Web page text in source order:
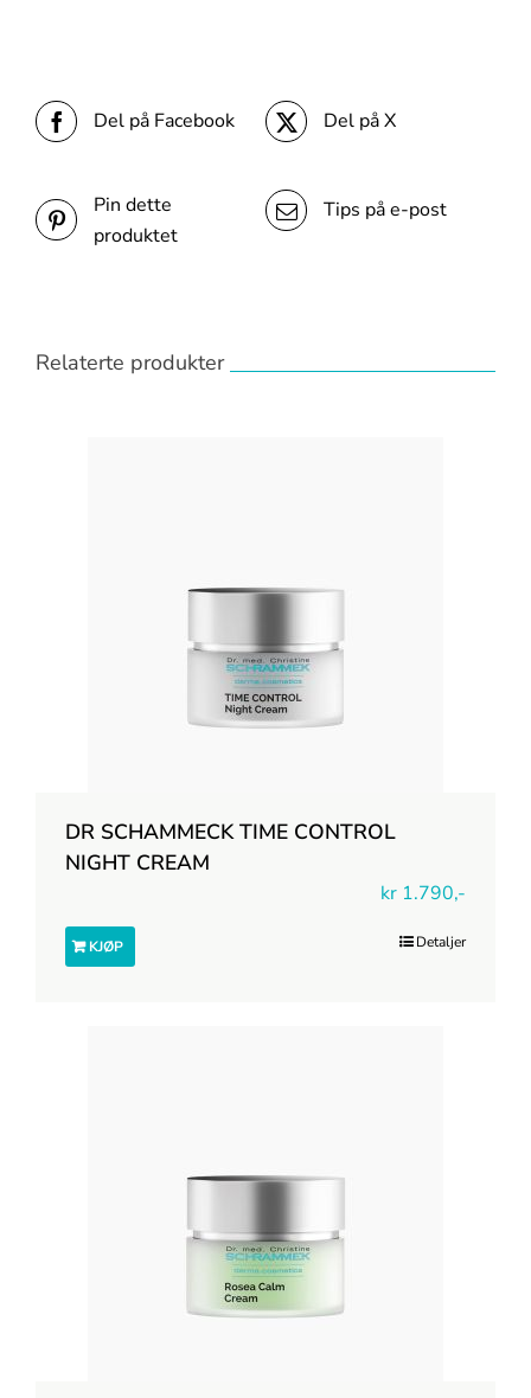
Del på Facebook Del på X
Pin dette
produktet
Tips på e-post
Relaterte produkter
DR SCHAMMECK TIME CONTROL
NIGHT CREAM
kr 1.790,-
KJØP Detaljer